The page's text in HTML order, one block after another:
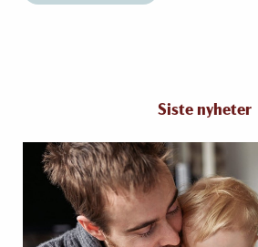
Siste nyheter